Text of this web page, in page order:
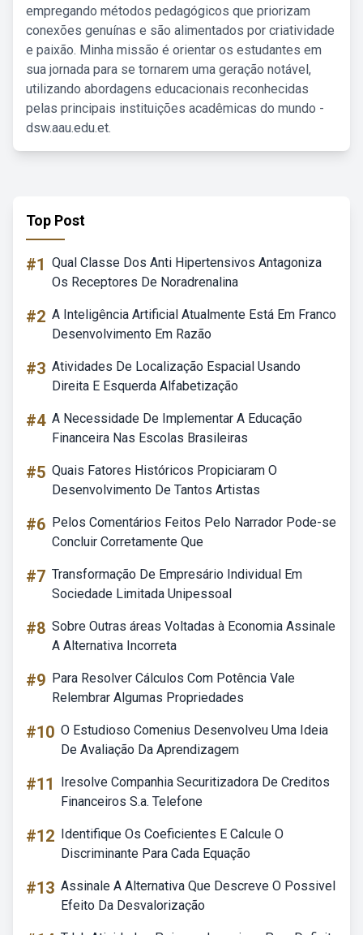
empregando métodos pedagógicos que priorizam
conexões genuínas e são alimentados por criatividade
e paixão. Minha missão é orientar os estudantes em
sua jornada para se tornarem uma geração notável,
utilizando abordagens educacionais reconhecidas
pelas principais instituições acadêmicas do mundo -
dsw.aau.edu.et.
Top Post
#1 Qual Classe Dos Anti Hipertensivos Antagoniza
Os Receptores De Noradrenalina
#2 A Inteligência Artificial Atualmente Está Em Franco
Desenvolvimento Em Razão
#3 Atividades De Localização Espacial Usando
Direita E Esquerda Alfabetização
#4 A Necessidade De Implementar A Educação
Financeira Nas Escolas Brasileiras
#5 Quais Fatores Históricos Propiciaram O
Desenvolvimento De Tantos Artistas
#6 Pelos Comentários Feitos Pelo Narrador Pode-se
Concluir Corretamente Que
#7 Transformação De Empresário Individual Em
Sociedade Limitada Unipessoal
#8 Sobre Outras áreas Voltadas à Economia Assinale
A Alternativa Incorreta
#9 Para Resolver Cálculos Com Potência Vale
Relembrar Algumas Propriedades
#10 O Estudioso Comenius Desenvolveu Uma Ideia
De Avaliação Da Aprendizagem
#11
Iresolve Companhia Securitizadora De Creditos
Financeiros S.a. Telefone
#12 Identifique Os Coeficientes E Calcule O
Discriminante Para Cada Equação
#13 Assinale A Alternativa Que Descreve O Possivel
Efeito Da Desvalorização